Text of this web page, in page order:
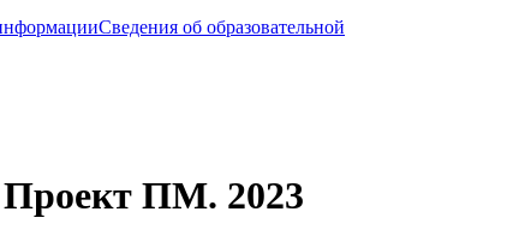
Сведения об образовательной
ПМ. 2023